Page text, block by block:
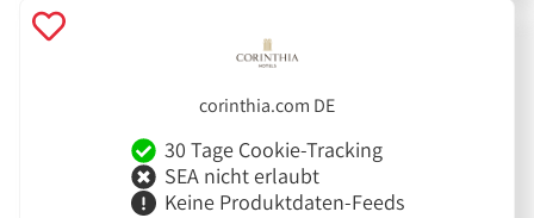
corinthia.com DE
30 Tage Cookie-Tracking
SEA nicht erlaubt
Keine Produktdaten-Feeds